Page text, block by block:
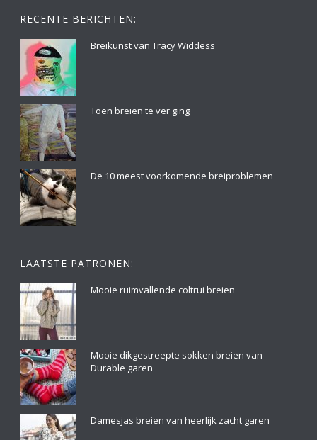
RECENTE BERICHTEN:
Breikunst van Tracy Widdess
Toen breien te ver ging
De 10 meest voorkomende breiproblemen
LAATSTE PATRONEN:
Mooie ruimvallende coltrui breien
Mooie dikgestreepte sokken breien van
Durable garen
Damesjas breien van heerlijk zacht garen